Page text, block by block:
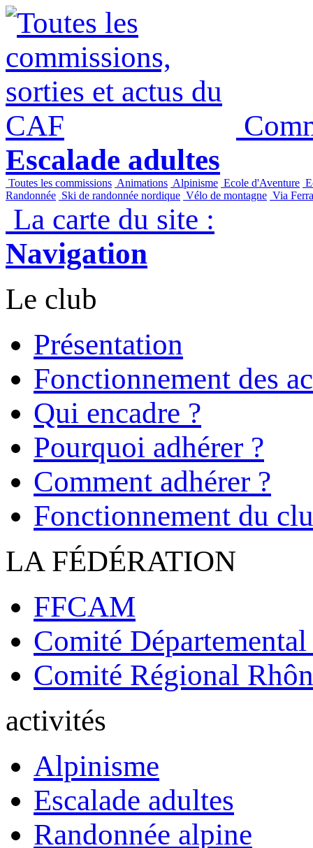
Escalade adultes
Toutes les commissions Animations Alpinisme Ecole d'Aventure
Randonnée Ski de randonnée nordique Vélo de montagne Via
La carte du site :
Navigation
Le club
Présentation
Fonctionnement des
Qui encadre ?
Pourquoi adhérer ?
Comment adhérer ?
Fonctionnement du
LA FÉDÉRATION
FFCAM
Comité
Comité Régional
activités
Alpinisme
Escalade adultes
Randonnée alpine